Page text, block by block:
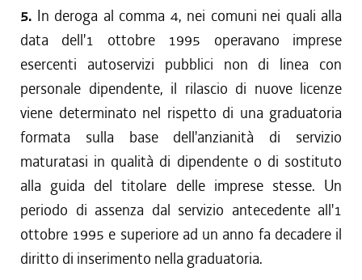
5. In deroga al comma 4, nei comuni nei quali alla
data dell'1 ottobre 1995 operavano imprese
esercenti autoservizi pubblici non di linea con
personale dipendente, il rilascio di nuove licenze
viene determinato nel rispetto di una graduatoria
formata sulla base dell'anzianità di servizio
maturatasi in qualità di dipendente o di sostituto
alla guida del titolare delle imprese stesse. Un
periodo di assenza dal servizio antecedente all'1
ottobre 1995 e superiore ad un anno fa decadere il
diritto di inserimento nella graduatoria.